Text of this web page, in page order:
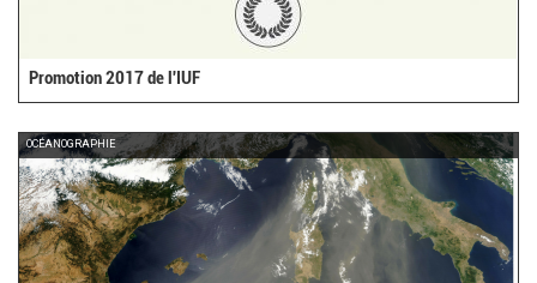
Promotion 2017 de l'IUF
OCÉANOGRAPHIE